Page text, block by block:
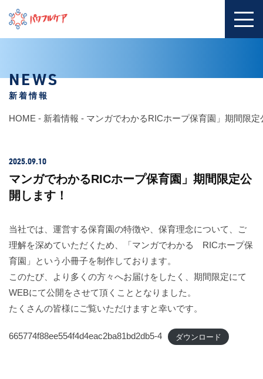
NEWS
新着情報
HOME - 新着情報 - マンガでわかるRICホープ保育園」期間限定
2025.09.10
マンガでわかるRICホープ保育園」期間限定公
開します！
当社では、運営する保育園の特徴や、保育理念について、ご
理解を深めていただくため、「マンガでわかる RICホープ保
育園」という小冊子を制作しております。
このたび、より多くの方々へお届けをしたく、期間限定にて
WEBにて公開をさせて頂くこととなりました。
たくさんの皆様にご覧いただけますと幸いです。
665774f88ee554f4d4eac2ba81bd2db5-4 ダウンロード